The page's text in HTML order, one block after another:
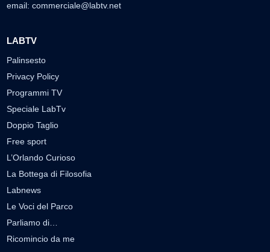
email: commerciale@labtv.net
LABTV
Palinsesto
Privacy Policy
Programmi TV
Speciale LabTv
Doppio Taglio
Free sport
L’Orlando Curioso
La Bottega di Filosofia
Labnews
Le Voci del Parco
Parliamo di…
Ricomincio da me